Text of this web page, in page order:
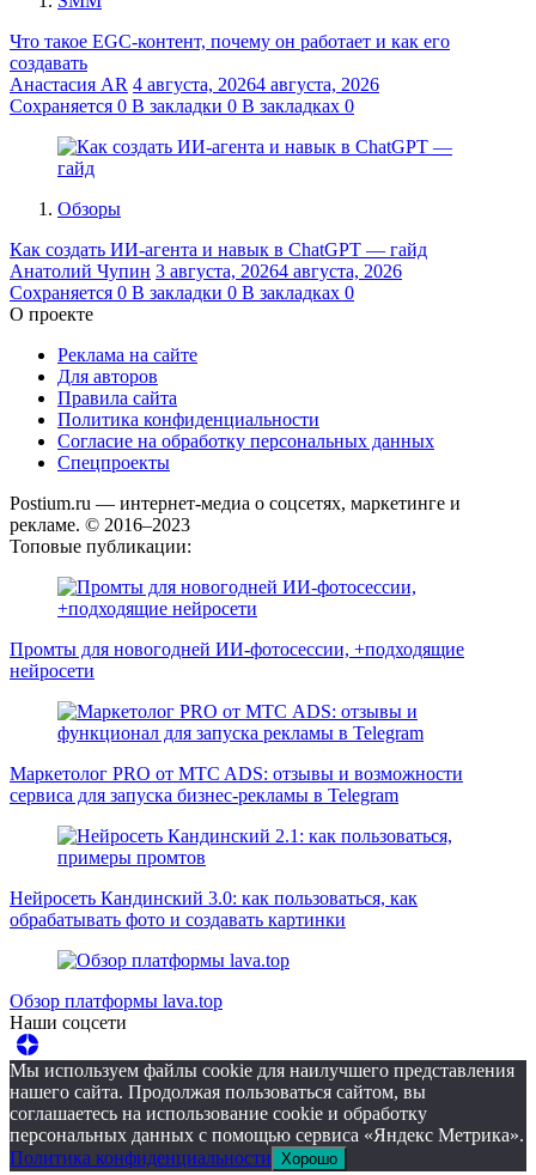
Что такое EGC-контент, почему он работает и как его
создавать
Анастасия AR 4 августа, 20264 августа, 2026
Сохраняется 0 В закладки 0 В закладках 0
Обзоры
Как создать ИИ-агента и навык в ChatGPT — гайд
Анатолий Чупин 3 августа, 20264 августа, 2026
Сохраняется 0 В закладки 0 В закладках 0
О проекте
Реклама на сайте
Для авторов
Правила сайта
Политика конфиденциальности
Согласие на обработку персональных данных
Спецпроекты
Postium.ru — интернет-медиа о соцсетях, маркетинге и
рекламе. © 2016–2023
Топовые публикации:
Промты для новогодней ИИ-фотосессии, +подходящие
нейросети
Маркетолог PRO от MTC ADS: отзывы и возможности
сервиса для запуска бизнес-рекламы в Telegram
Нейросеть Кандинский 3.0: как пользоваться, как
обрабатывать фото и создавать картинки
Обзор платформы lava.top
Наши соцсети
Мы используем файлы cookie для наилучшего представления
нашего сайта. Продолжая пользоваться сайтом, вы
соглашаетесь на использование cookie и обработку
персональных данных с помощью сервиса «Яндекс Метрика».
Политика конфиденциальности Хорошо